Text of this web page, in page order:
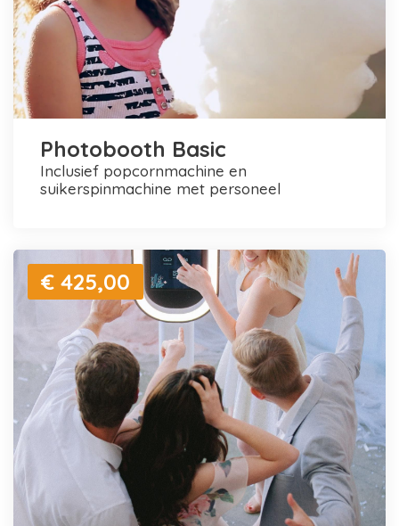
Photobooth Basic
inclusief popcornmachine en
suikerspinmachine met personeel
€ 425,00